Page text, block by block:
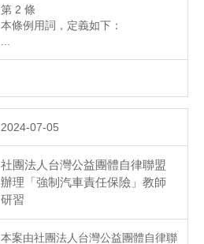
第 2 條
本條例用詞，定義如下：
...
2024-07-05
社團法人台灣公益團體自律聯盟
辦理「強制汽車責任保險」教師
研習
本案由社團法人台灣公益團體自律聯